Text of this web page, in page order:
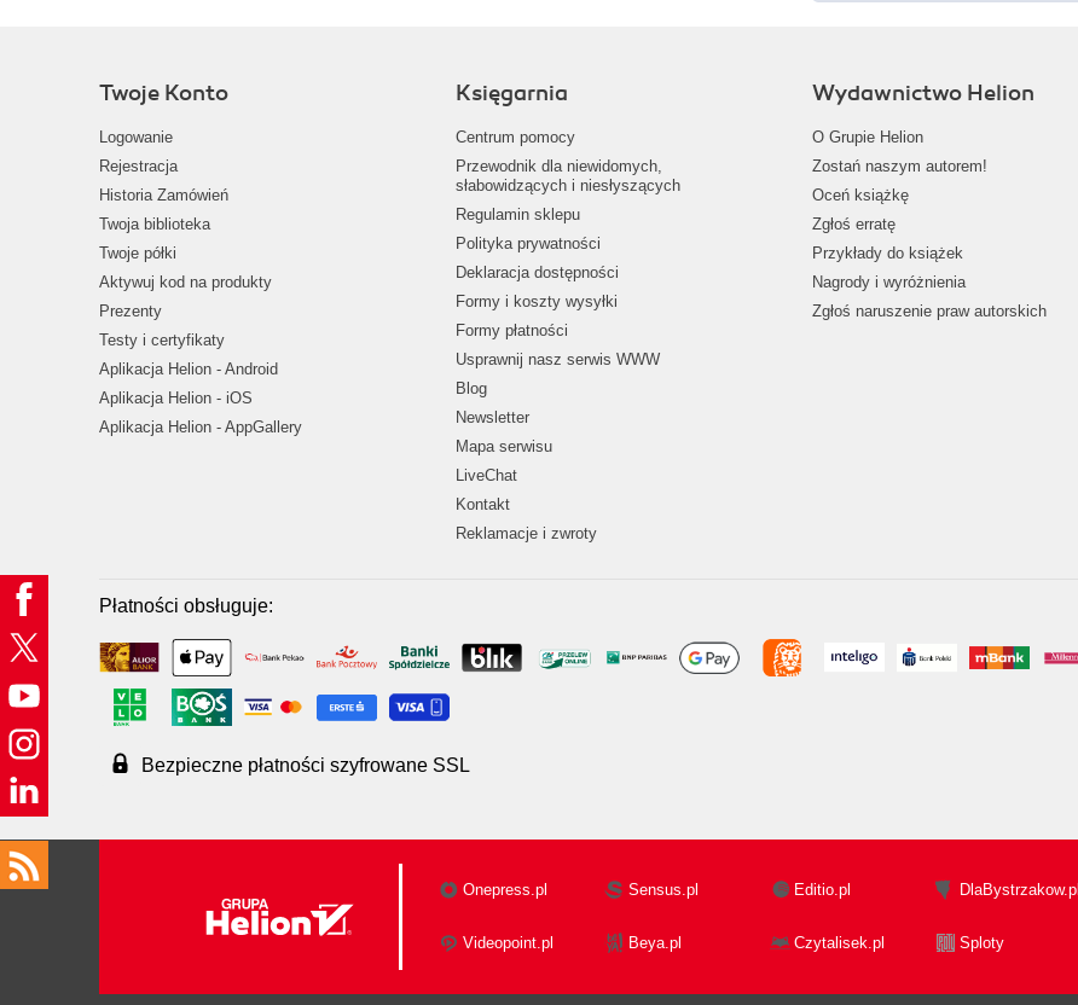
Twoje Konto
Logowanie
Rejestracja
Historia Zamówień
Twoja biblioteka
Twoje półki
Aktywuj kod na produkty
Prezenty
Testy i certyfikaty
Aplikacja Helion - Android
Aplikacja Helion - iOS
Aplikacja Helion - AppGallery
Księgarnia
Centrum pomocy
Przewodnik dla niewidomych,
słabowidzących i niesłyszących
Regulamin sklepu
Polityka prywatności
Deklaracja dostępności
Formy i koszty wysyłki
Formy płatności
Usprawnij nasz serwis WWW
Blog
Newsletter
Mapa serwisu
LiveChat
Kontakt
Reklamacje i zwroty
Wydawnictwo Helion
O Grupie Helion
Zostań naszym autorem!
Oceń książkę
Zgłoś erratę
Przykłady do książek
Nagrody i wyróżnienia
Zgłoś naruszenie praw autorskich
Płatności obsługuje:
Bezpieczne płatności szyfrowane SSL
Onepress.pl Sensus.pl Editio.pl DlaBystrzakow.pl
Videopoint.pl Beya.pl Czytalisek.pl Sploty